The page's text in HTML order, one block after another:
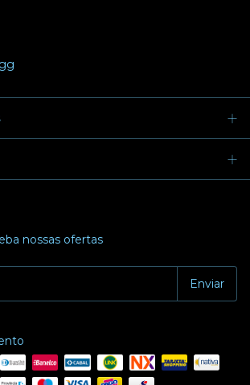
nossas ofertas